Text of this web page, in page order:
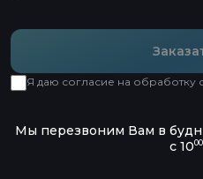
Я даю согласие на обработку
Мы перезвоним Вам в
с 1000